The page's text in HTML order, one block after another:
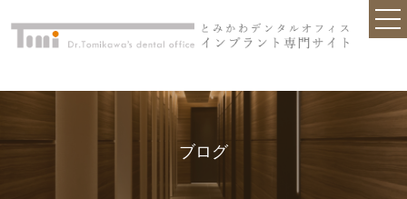
初めての方へ
ブログ